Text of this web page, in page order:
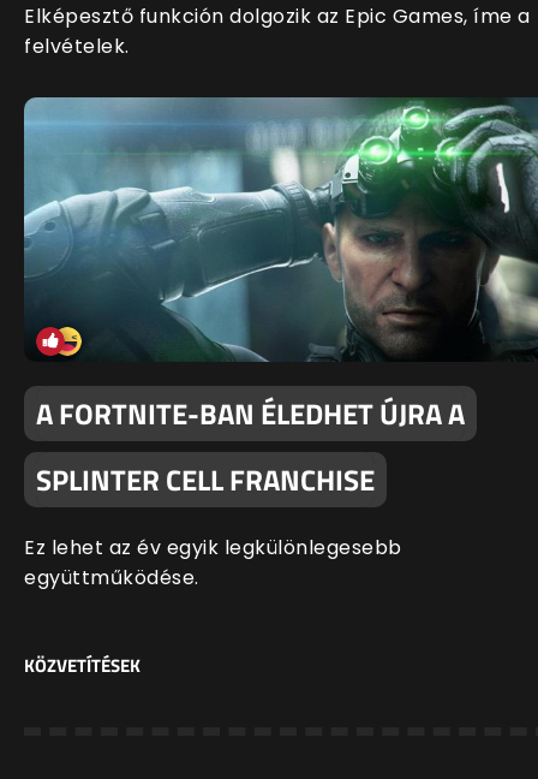
Elképesztő funkción dolgozik az Epic Games, íme a
felvételek.
A FORTNITE-BAN ÉLEDHET ÚJRA A
SPLINTER CELL FRANCHISE
Ez lehet az év egyik legkülönlegesebb
együttműködése.
KÖZVETÍTÉSEK